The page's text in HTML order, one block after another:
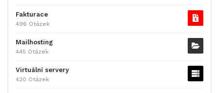
Fakturace
496 Otázek
Mailhosting
445 Otázek
Virtuální servery
420 Otázek